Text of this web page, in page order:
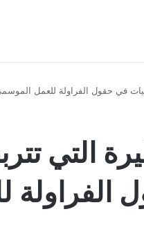
في حقول الفراولة للعمل
التي
الفراولة